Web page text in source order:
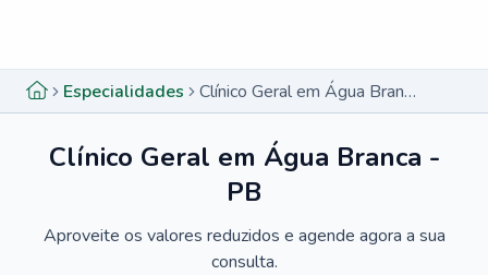
Especialidades Clínico Geral em Água Branca - PB
Clínico Geral em Água Branca -
PB
Aproveite os valores reduzidos e agende agora a sua
consulta.